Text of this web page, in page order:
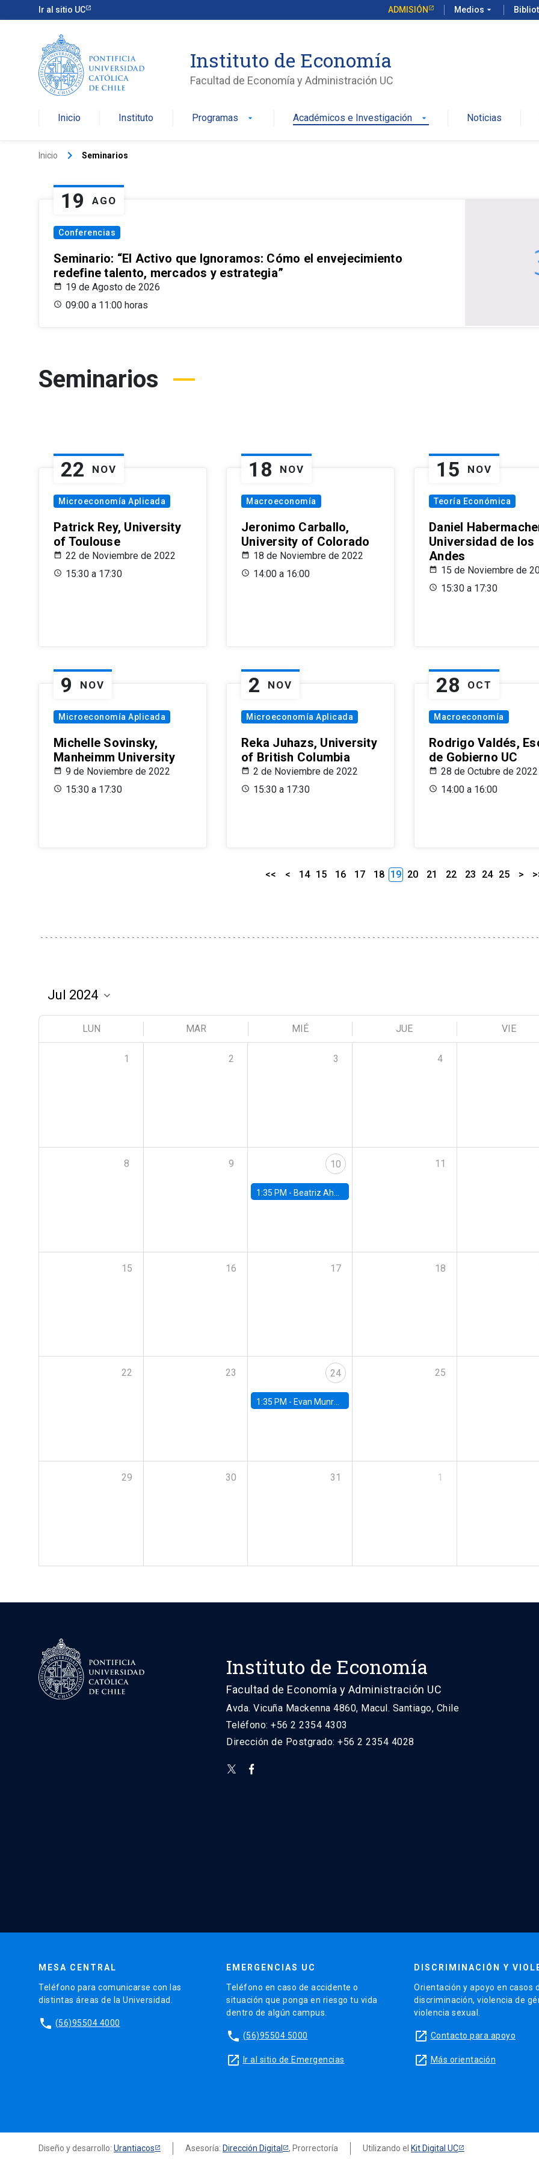
Ir al sitio UC ADMISIÓN Medios arrow_drop_down
Instituto de Economía
Facultad de Economía y Administración UC
Inicio Instituto Programas arrow_drop_down Académicos e Investigación arrow_drop_down Noticias
Inicio keyboard_arrow_right Seminarios
19 AGO
Conferencias
Seminario: “El Activo que Ignoramos: Cómo el envejecimiento
redefine talento, mercados y estrategia”
19 de Agosto de 2026
09:00 a 11:00 horas
Seminarios
22 NOV
Microeconomía Aplicada
Patrick Rey, University
of Toulouse
22 de Noviembre de 2022
15:30 a 17:30
18 NOV
Macroeconomía
Jeronimo Carballo,
University of Colorado
18 de Noviembre de 2022
14:00 a 16:00
15 NOV
Teoría Económica
Daniel
Universidad de los
Andes
15 de Noviembre de
15:30 a 17:30
9 NOV
Microeconomía Aplicada
Michelle Sovinsky,
Manheimm University
9 de Noviembre de 2022
15:30 a 17:30
2 NOV
Microeconomía Aplicada
Reka Juhazs, University
of British Columbia
2 de Noviembre de 2022
15:30 a 17:30
28 OCT
Macroeconomía
Rodrigo Valdés,
de Gobierno UC
28 de Octubre de 2022
14:00 a 16:00
<< < 14 15 16 17 18 19 20 21 22 23 24 25 >
LUN MAR MIÉ JUE VIE
1 2 3 4
8 9 10
1:35 PM - Beatriz Ahumada, PhD candidate, Universidad de Pittsburgh
11
15 16 17 18
22 23 24
1:35 PM - Evan Munro, Neyman Visiting Assistant Professor in the Department of Statistics at UC Berkeley
25
29 30 31 1
Instituto de Economía
Facultad de Economía y Administración UC
Avda. Vicuña Mackenna 4860, Macul. Santiago, Chile
Teléfono: +56 2 2354 4303
Dirección de Postgrado: +56 2 2354 4028
MESA CENTRAL
Teléfono para comunicarse con las
distintas áreas de la Universidad.
phone (56)95504 4000
EMERGENCIAS UC
Teléfono en caso de accidente o
situación que ponga en riesgo tu vida
dentro de algún campus.
phone (56)95504 5000
launch Ir al sitio de Emergencias
DISCRIMINACIÓN Y
Orientación y apoyo en casos
discriminación, violencia de
violencia sexual.
launch Contacto para apoyo
launch Más orientación
Diseño y desarrollo: Urantiacos Asesoría: Dirección Digital , Prorrectoría Utilizando el Kit Digital UC